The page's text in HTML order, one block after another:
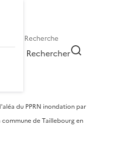
Rechercher
du PPRN inondation par
de Taillebourg en